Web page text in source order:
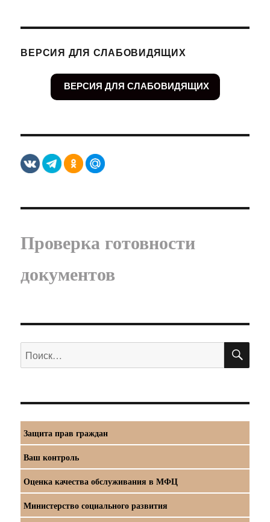
ВЕРСИЯ ДЛЯ СЛАБОВИДЯЩИХ
ВЕРСИЯ ДЛЯ СЛАБОВИДЯЩИХ
Проверка готовности
документов
Искать:
Защита прав граждан
Ваш контроль
Оценка качества обслуживания в МФЦ
Министерство социального развития